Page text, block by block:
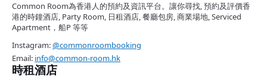
Common Room為香港人的預約及資訊平台。讓你尋找, 預約及評價香
港的時鐘酒店, Party Room, 日租酒店, 餐廳包房, 商業場地, Serviced
Apartment，船P 等等
Instagram:@commonroombooking
Email: info@common-room.hk
時租酒店